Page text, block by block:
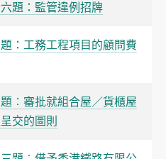
題：監管違例招牌
：工務工程項目的顧問費
︰審批就組合屋／貨櫃屋
交的圖則